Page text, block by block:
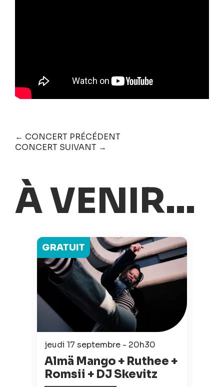
← CONCERT PRÉCÉDENT
CONCERT SUIVANT →
À VENIR...
jeudi 17 septembre - 20h30
Almä Mango + Ruthee +
Romsii + DJ Skevitz
GRATUIT